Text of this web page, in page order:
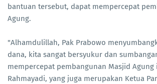
bantuan tersebut, dapat mempercepat
Agung.
"Alhamdulillah, Pak Prabowo
dana, kita sangat bersyukur dan
mempercepat pembangunan Masjid Agung
Rahmayadi, yang juga merupakan Ketua